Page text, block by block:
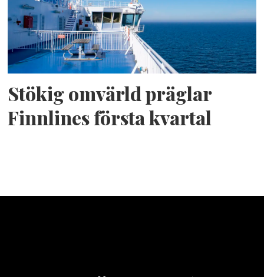
Stökig omvärld präglar
Finnlines första kvartal